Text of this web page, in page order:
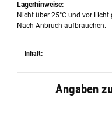
Lagerhinweise:
Nicht über 25°C und vor
Nach Anbruch aufbrauchen.
Inhalt:
Angaben